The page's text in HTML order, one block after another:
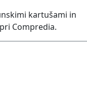
kartušami in
Compredia.